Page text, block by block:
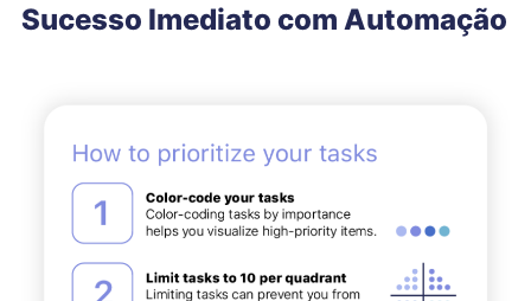
Sucesso Imediato com Automação